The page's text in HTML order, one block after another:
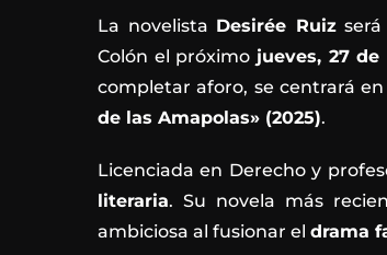
La novelista Desirée Ruizserá
Colón el próximo jueves, 27
completar aforo, se centrará
de las Amapolas» (2025).
Licenciada en Derecho y
literaria. Su novela más
ambiciosa al fusionar el drama